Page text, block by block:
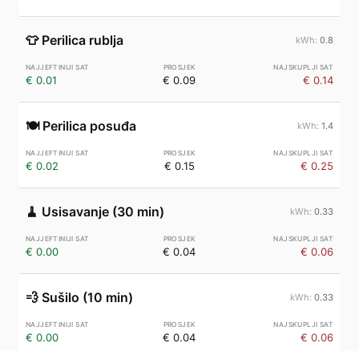
👕 Perilica rublja 0.8
€ 0.01 € 0.09 € 0.14
🍽️ Perilica posuđa 1.4
€ 0.02 € 0.15 € 0.25
🧹 Usisavanje (30 min) 0.33
€ 0.00 € 0.04 € 0.06
💨 Sušilo (10 min) 0.33
€ 0.00 € 0.04 € 0.06